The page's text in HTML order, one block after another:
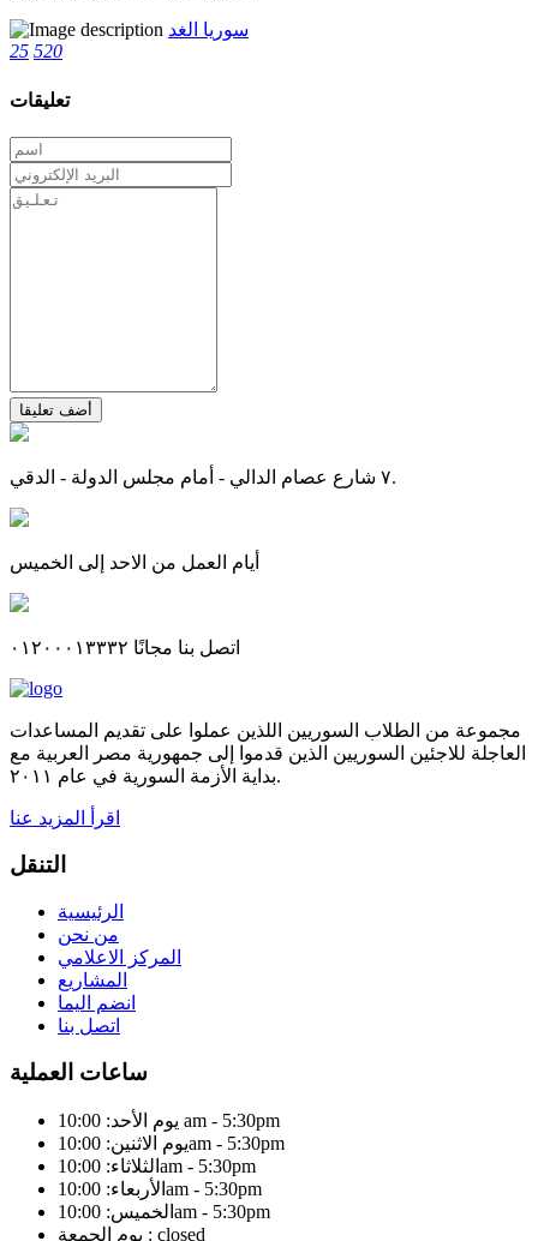
سوريا الغد
25 520
تعليقات
أضف تعليقا
٧ شارع عصام الدالي - أمام مجلس الدولة - الدقي.
أيام العمل من الاحد إلى الخميس
اتصل بنا مجانًا ٠١٢٠٠٠١٣٣٣٢
مجموعة من الطلاب السوريين اللذين عملوا على تقديم المساعدات
العاجلة للاجئين السوريين الذين قدموا إلى جمهورية مصر العربية مع
بداية الأزمة السورية في عام ٢٠١١.
اقرأ المزيد عنا
التنقل
الرئيسية
من نحن
المركز الاعلامي
المشاريع
انضم اليما
اتصل بنا
ساعات العملية
يوم الأحد: 10:00 am - 5:30pm
يوم الاثنين: 10:00am - 5:30pm
الثلاثاء: 10:00am - 5:30pm
الأربعاء: 10:00am - 5:30pm
الخميس: 10:00am - 5:30pm
يوم الجمعة : closed